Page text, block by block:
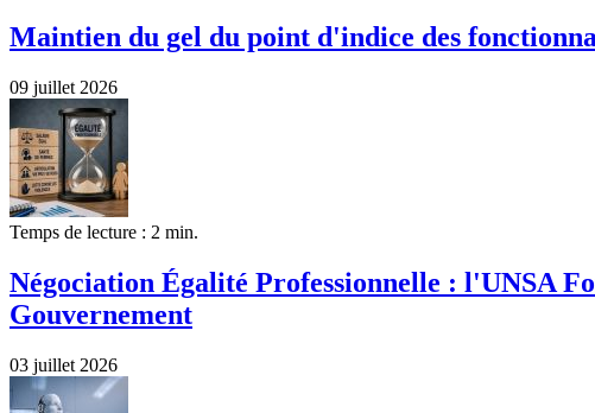
Maintien du gel du point d'indice des
09 juillet 2026
Temps de lecture : 2 min.
Négociation Égalité Professionnelle : l'UNSA
Gouvernement
03 juillet 2026